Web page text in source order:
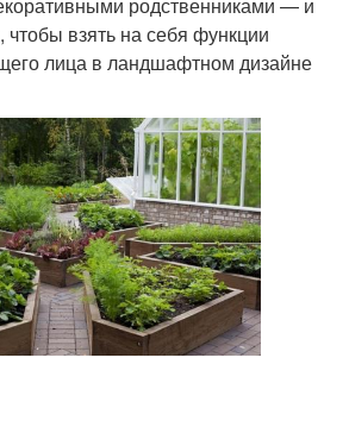
взять на себя функции
лица в ландшафтном дизайне